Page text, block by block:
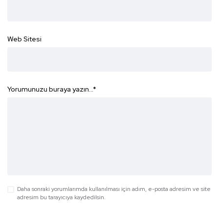
Web Sitesi
Yorumunuzu buraya yazın...*
Daha sonraki yorumlarımda kullanılması için adım, e-posta adresim ve site
adresim bu tarayıcıya kaydedilsin.